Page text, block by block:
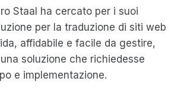
Staal ha cercato per i suoi
per la traduzione di siti web
affidabile e facile da gestire,
soluzione che richiedesse
e implementazione.